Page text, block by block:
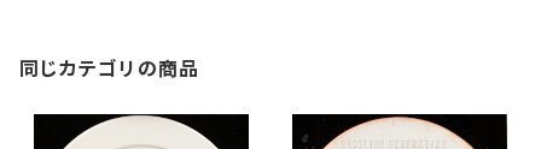
同じカテゴリの商品